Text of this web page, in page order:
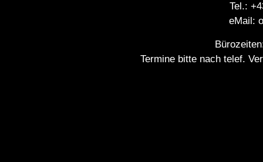
Tel.:
eMail:
Termine bitte nach telef.